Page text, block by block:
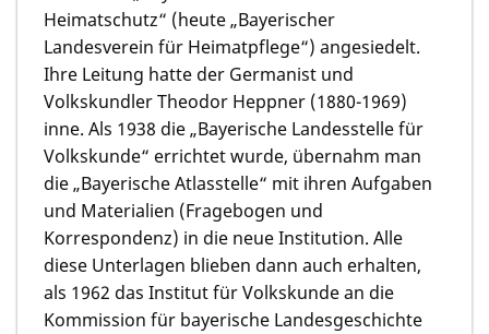
Heimatschutz“ (heute „Bayerischer
Landesverein für Heimatpflege“) angesiedelt.
Ihre Leitung hatte der Germanist und
Volkskundler Theodor Heppner (1880-1969)
inne. Als 1938 die „Bayerische Landesstelle für
Volkskunde“ errichtet wurde, übernahm man
die „Bayerische Atlasstelle“ mit ihren Aufgaben
und Materialien (Fragebogen und
Korrespondenz) in die neue Institution. Alle
diese Unterlagen blieben dann auch erhalten,
als 1962 das Institut für Volkskunde an die
Kommission für bayerische Landesgeschichte